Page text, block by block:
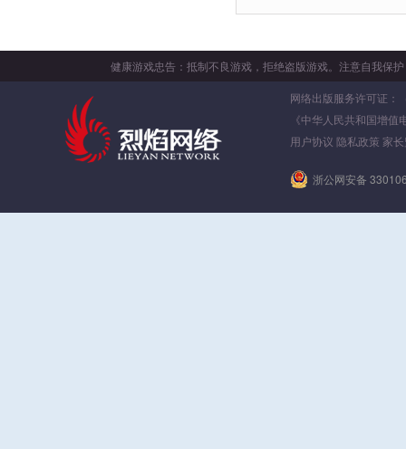
健康游戏忠告：抵制不良游戏，拒绝盗版游戏。注意自我保
网络出版服务许可证：
《中华人民共和国增
用户协议 隐私政策 家
浙公网安备